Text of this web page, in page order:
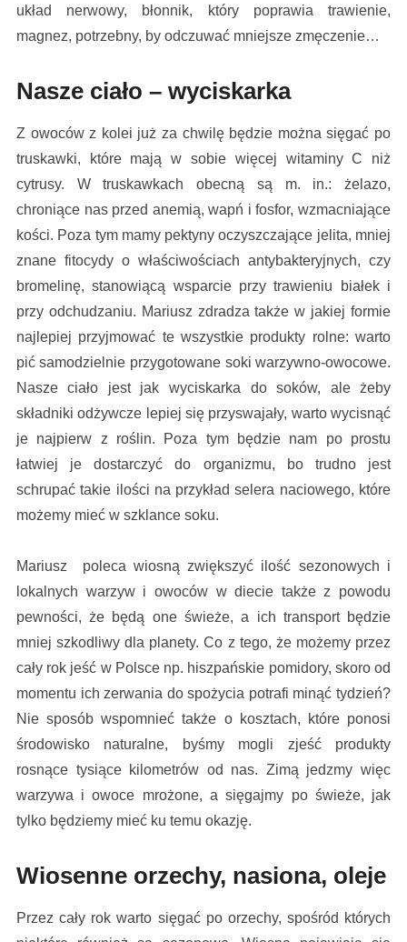
układ nerwowy, błonnik, który poprawia trawienie,
magnez, potrzebny, by odczuwać mniejsze zmęczenie…
Nasze ciało – wyciskarka
Z owoców z kolei już za chwilę będzie można sięgać po
truskawki, które mają w sobie więcej witaminy C niż
cytrusy. W truskawkach obecną są m. in.: żelazo,
chroniące nas przed anemią, wapń i fosfor, wzmacniające
kości. Poza tym mamy pektyny oczyszczające jelita, mniej
znane fitocydy o właściwościach antybakteryjnych, czy
bromelinę, stanowiącą wsparcie przy trawieniu białek i
przy odchudzaniu. Mariusz zdradza także w jakiej formie
najlepiej przyjmować te wszystkie produkty rolne: warto
pić samodzielnie przygotowane soki warzywno-owocowe.
Nasze ciało jest jak wyciskarka do soków, ale żeby
składniki odżywcze lepiej się przyswajały, warto wycisnąć
je najpierw z roślin. Poza tym będzie nam po prostu
łatwiej je dostarczyć do organizmu, bo trudno jest
schrupać takie ilości na przykład selera naciowego, które
możemy mieć w szklance soku.
Mariusz poleca wiosną zwiększyć ilość sezonowych i
lokalnych warzyw i owoców w diecie także z powodu
pewności, że będą one świeże, a ich transport będzie
mniej szkodliwy dla planety. Co z tego, że możemy przez
cały rok jeść w Polsce np. hiszpańskie pomidory, skoro od
momentu ich zerwania do spożycia potrafi minąć tydzień?
Nie sposób wspomnieć także o kosztach, które ponosi
środowisko naturalne, byśmy mogli zjeść produkty
rosnące tysiące kilometrów od nas. Zimą jedzmy więc
warzywa i owoce mrożone, a sięgajmy po świeże, jak
tylko będziemy mieć ku temu okazję.
Wiosenne orzechy, nasiona, oleje
Przez cały rok warto sięgać po orzechy, spośród których